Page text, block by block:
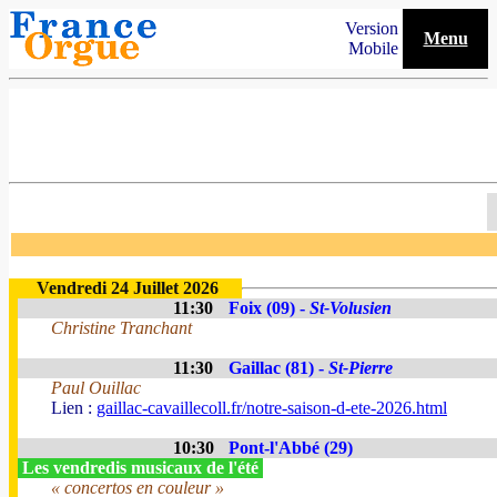
Version
Mobile
Menu
Vendredi 24 Juillet 2026
11:30
Foix (09) - St-Volusien
Christine Tranchant
11:30 Gaillac (81) - St-Pierre
Paul Ouillac
Lien : gaillac-cavaillecoll.fr/notre-saison-d-ete-2026.html
10:30
Pont-l'Abbé (29)
Les vendredis musicaux de l'été
« concertos en couleur »